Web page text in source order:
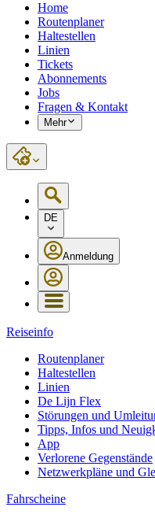
Home
Routenplaner
Haltestellen
Linien
Tickets
Abonnements
Jobs
Fragen & Kontakt
Mehr
DE
Anmeldung
Reiseinfo
Routenplaner
Haltestellen
Linien
De Lijn Flex
Störungen und
Tipps, Infos und
App
Verlorene Gegenstände
Netzwerkpläne und
Fahrscheine